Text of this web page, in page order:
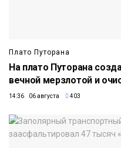
Плато Путорана
На плато Путорана
вечной мерзлотой и
14:36 06 августа 403